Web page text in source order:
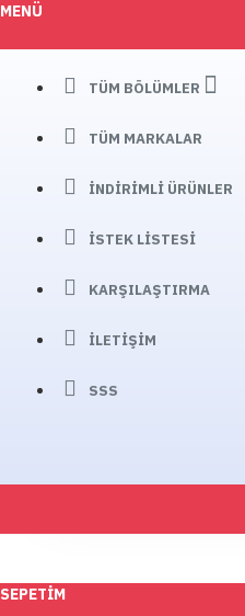
MENÜ
TÜM BÖLÜMLER
TÜM MARKALAR
İNDIRIMLI ÜRÜNLER
İSTEK LISTESI
KARŞILAŞTIRMA
İLETIŞIM
SSS
SEPETIM